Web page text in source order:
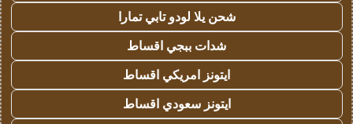
شحن يلا لودو تابي تمارا
شدات ببجي اقساط
ايتونز امريكي اقساط
ايتونز سعودي اقساط